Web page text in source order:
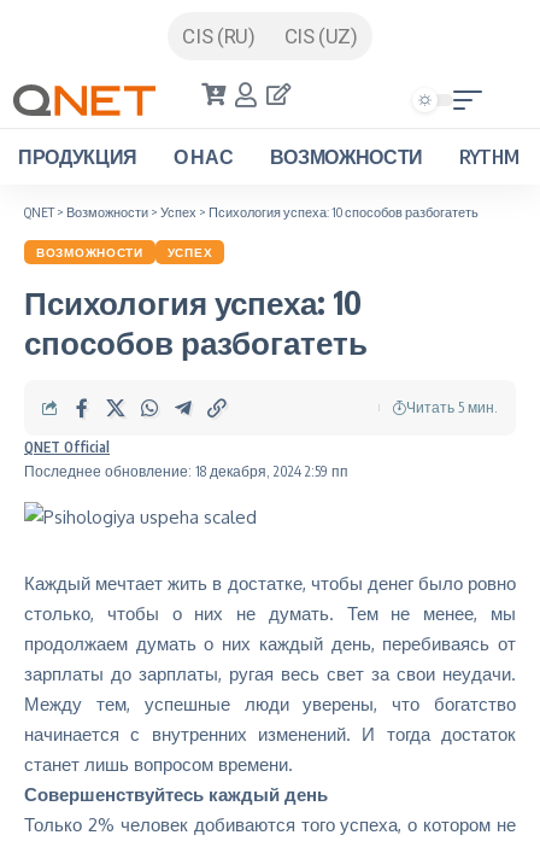
CIS (RU) CIS (UZ)
ПРОДУКЦИЯ О НАС ВОЗМОЖНОСТИ RYTHM
QNET> Возможности > Успех > Психология успеха: 10 способов разбогатеть
ВОЗМОЖНОСТИ УСПЕХ
Психология успеха: 10
способов разбогатеть
Последнее обновление: 18 декабря, 2024 2:59 пп
QNET Official
Читать 5 мин.
Каждый мечтает жить в достатке, чтобы денег было ровно
столько, чтобы о них не думать. Тем не менее, мы
продолжаем думать о них каждый день, перебиваясь от
зарплаты до зарплаты, ругая весь свет за свои неудачи.
Между тем, успешные люди уверены, что богатство
начинается с внутренних изменений. И тогда достаток
станет лишь вопросом времени.
Совершенствуйтесь каждый день
Только 2% человек добиваются того успеха, о котором не